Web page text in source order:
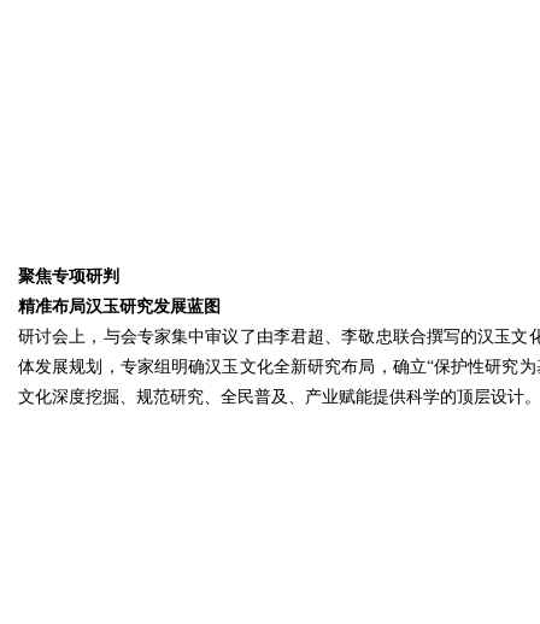
聚焦专项研判
精准布局汉玉研究发展蓝图
研讨会上，与会专家集中审议了由李君超、李敬忠联合撰写的汉玉
体发展规划，专家组明确汉玉文化全新研究布局，确立“保护性研究
文化深度挖掘、规范研究、全民普及、产业赋能提供科学的顶层设计。